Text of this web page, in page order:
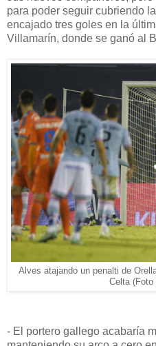
para poder seguir cubriendo
encajado tres goles en la
Villamarín, donde se ganó al
Alves atajando un penalti de
Celta (Foto
- El portero gallego acabaría